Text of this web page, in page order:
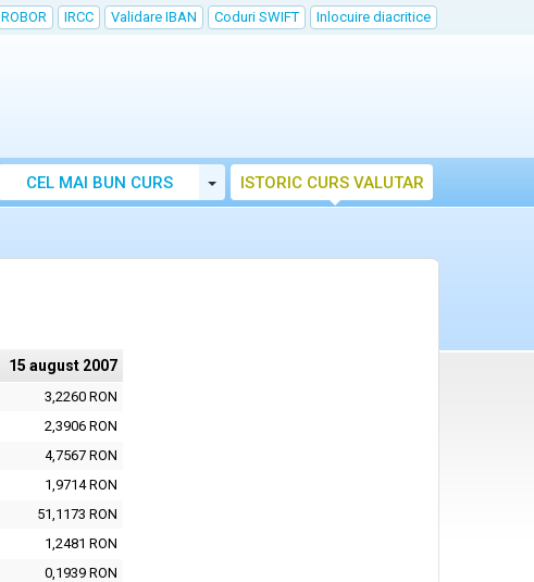
ROBOR IRCC Validare IBAN Coduri SWIFT Inlocuire diacritice
CEL MAI BUN CURS Toggle Dropdown
ISTORIC CURS VALUTAR
15 august 2007
3,2260 RON
2,3906 RON
4,7567 RON
1,9714 RON
51,1173 RON
1,2481 RON
0,1939 RON